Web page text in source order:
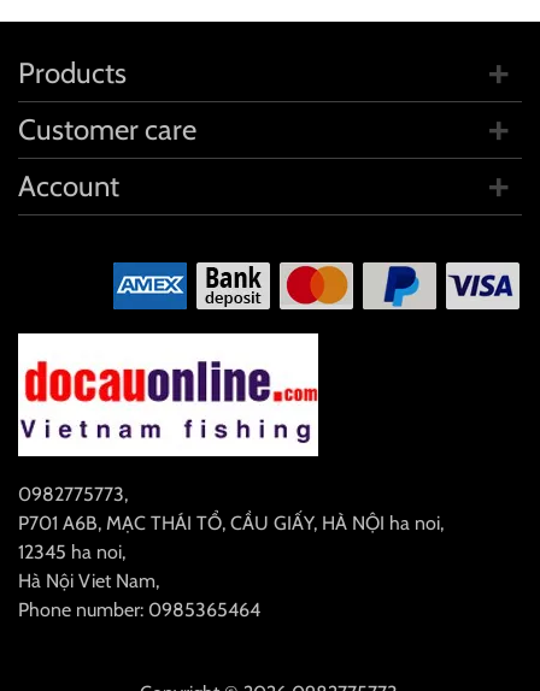
0982775773,
P701 A6B, MẠC THÁI TỔ, CẦU GIẤY, HÀ NỘI ha noi,
12345 ha noi,
Hà Nội Viet Nam,
Phone number: 0985365464
Products
Customer care
Account